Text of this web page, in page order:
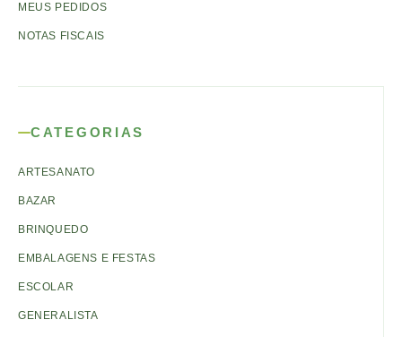
MEUS PEDIDOS
NOTAS FISCAIS
CATEGORIAS
ARTESANATO
BAZAR
BRINQUEDO
EMBALAGENS E FESTAS
ESCOLAR
GENERALISTA